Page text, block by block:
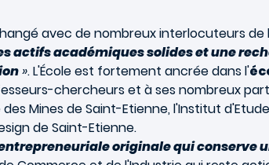
avec de nombreux interlocuteurs de
actifs académiques solides et une
». L'École est fortement ancrée dans l'
chercheurs et à ses nombreux
Mines de Saint-Etienne, l'Institut
de Saint-Etienne.
originale qui conserve